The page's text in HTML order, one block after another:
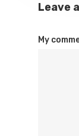
Leave
My